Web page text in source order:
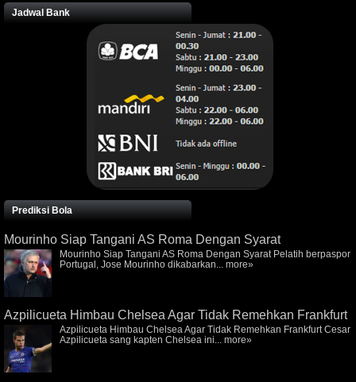
Jadwal Bank
Prediksi Bola
Mourinho Siap Tangani AS Roma Dengan Syarat
Mourinho Siap Tangani AS Roma Dengan Syarat Pelatih berpaspor
Portugal, Jose Mourinho dikabarkan... more»
Azpilicueta Himbau Chelsea Agar Tidak Remehkan Frankfurt
Azpilicueta Himbau Chelsea Agar Tidak Remehkan Frankfurt Cesar
Azpilicueta sang kapten Chelsea ini... more»